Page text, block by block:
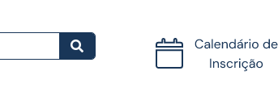
Certificados